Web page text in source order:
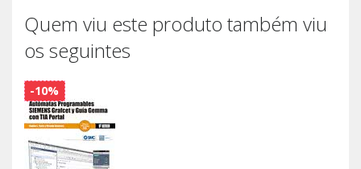
Quem viu este produto também viu
os seguintes
-10%